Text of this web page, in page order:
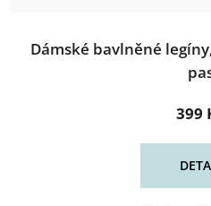
Dámské bavlněné
399